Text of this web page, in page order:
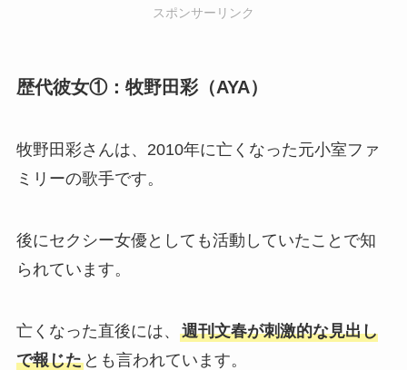
スポンサーリンク
歴代彼女①：牧野田彩（AYA）
牧野田彩さんは、2010年に亡くなった元小室ファ
ミリーの歌手です。
後にセクシー女優としても活動していたことで知
られています。
亡くなった直後には、 週刊文春が刺激的な見出し
で報じたとも言われています。